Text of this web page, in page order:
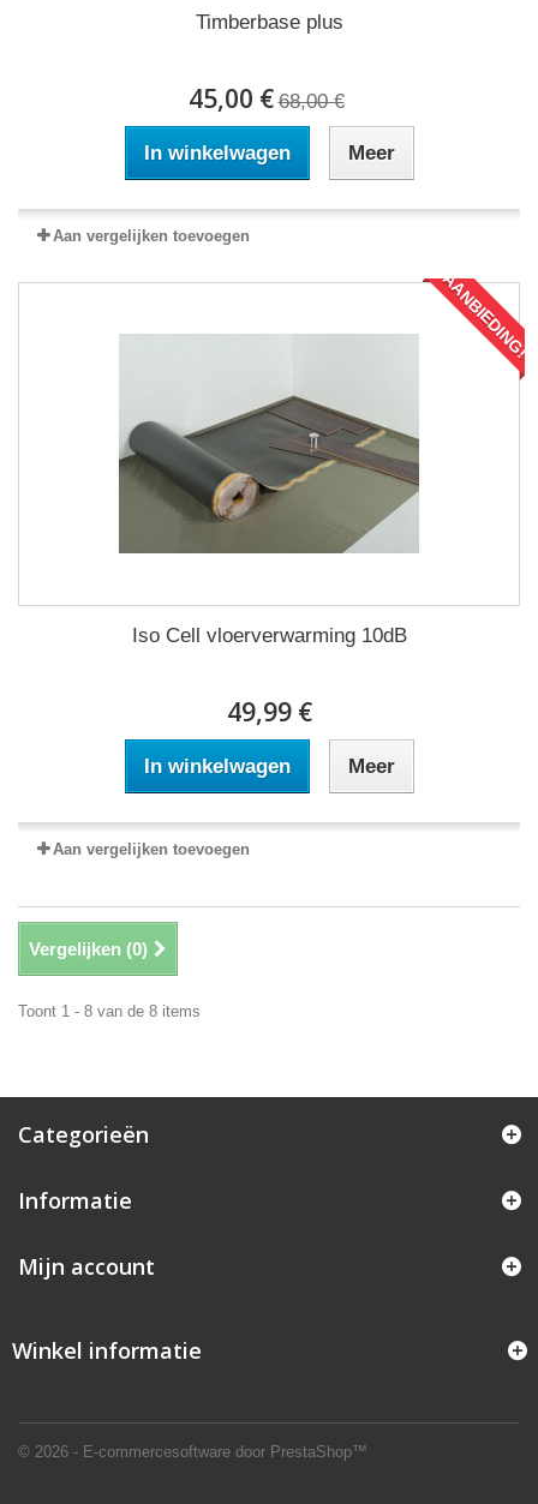
Timberbase plus
45,00 € 68,00 €
In winkelwagen Meer
Aan vergelijken toevoegen
AANBIEDING!
Iso Cell vloerverwarming 10dB
49,99 €
In winkelwagen Meer
Aan vergelijken toevoegen
Vergelijken (0)
Toont 1 - 8 van de 8 items
Categorieën
Informatie
© 2026 - E-commercesoftware door PrestaShop™
Mijn account
Winkel informatie